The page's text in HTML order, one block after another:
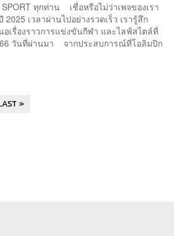
ทุกท่าน เชื่อหรือไม่ว่าเพจของเรา
เวลาผ่านไปอย่างรวดเร็ว เรารู้สึก
เรื่องราวการแข่งขันกีฬา และไลฟ์สไตล์ที่
วันที่ผ่านมา จากประสบการณ์ที่โอลิมปิก
»